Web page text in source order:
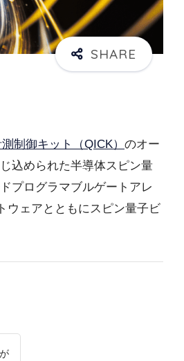
制御キット（QICK） のオー
込められた半導体スピン量
プログラマブルゲートアレ
ウェアとともにスピン量子ビ